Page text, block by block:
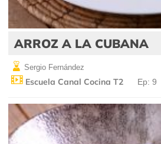
ARROZ A LA CUBANA
Sergio Fernández
Escuela Canal Cocina T2 Ep: 9